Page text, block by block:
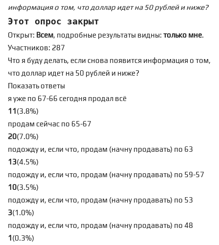
информация о том, что доллар идет на 50 рублей и ниже?
Этот опрос закрыт
Открыт: Всем, подробные результаты видны: только мне.
Участников: 287
Что я буду делать, если снова появится информация о том,
что доллар идет на 50 рублей и ниже?
Показать ответы
я уже по 67-66 сегодня продал всё
11(3.8%)
продам сейчас по 65-67
20(7.0%)
подожду и, если что, продам (начну продавать) по 63
13(4.5%)
подожду и, если что, продам (начну продавать) по 59-57
10(3.5%)
подожду и, если что, продам (начну продавать) по 53
3(1.0%)
подожду и, если что, продам (начну продавать) по 48
1(0.3%)